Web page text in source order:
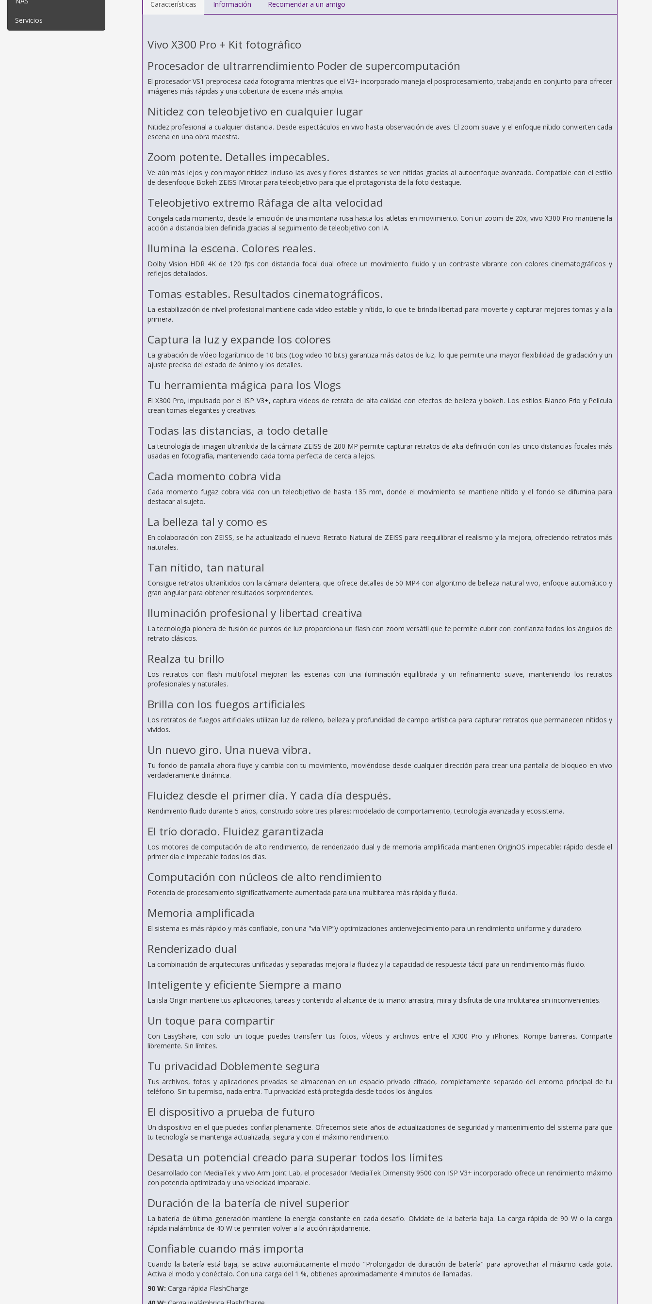
Servicios
Características Información Recomendar a un amigo
Vivo X300 Pro + Kit fotográfico
Procesador de ultrarrendimiento Poder de supercomputación
El procesador VS1 preprocesa cada fotograma mientras que el V3+ incorporado maneja el posprocesamiento, trabajando en conjunto para ofrecer
imágenes más rápidas y una cobertura de escena más amplia.
Nitidez con teleobjetivo en cualquier lugar
Nitidez profesional a cualquier distancia. Desde espectáculos en vivo hasta observación de aves. El zoom suave y el enfoque nítido convierten cada
escena en una obra maestra.
Zoom potente. Detalles impecables.
Ve aún más lejos y con mayor nitidez: incluso las aves y flores distantes se ven nítidas gracias al autoenfoque avanzado. Compatible con el estilo
de desenfoque Bokeh ZEISS Mirotar para teleobjetivo para que el protagonista de la foto destaque.
Teleobjetivo extremo Ráfaga de alta velocidad
Congela cada momento, desde la emoción de una montaña rusa hasta los atletas en movimiento. Con un zoom de 20x, vivo X300 Pro mantiene la
acción a distancia bien definida gracias al seguimiento de teleobjetivo con IA.
Ilumina la escena. Colores reales.
Dolby Vision HDR 4K de 120 fps con distancia focal dual ofrece un movimiento fluido y un contraste vibrante con colores cinematográficos y
reflejos detallados.
Tomas estables. Resultados cinematográficos.
La estabilización de nivel profesional mantiene cada vídeo estable y nítido, lo que te brinda libertad para moverte y capturar mejores tomas y a la
primera.
Captura la luz y expande los colores
La grabación de vídeo logarítmico de 10 bits (Log video 10 bits) garantiza más datos de luz, lo que permite una mayor flexibilidad de gradación y un
ajuste preciso del estado de ánimo y los detalles.
Tu herramienta mágica para los Vlogs
El X300 Pro, impulsado por el ISP V3+, captura vídeos de retrato de alta calidad con efectos de belleza y bokeh. Los estilos Blanco Frío y Película
crean tomas elegantes y creativas.
Todas las distancias, a todo detalle
La tecnología de imagen ultranítida de la cámara ZEISS de 200 MP permite capturar retratos de alta definición con las cinco distancias focales más
usadas en fotografía, manteniendo cada toma perfecta de cerca a lejos.
Cada momento cobra vida
Cada momento fugaz cobra vida con un teleobjetivo de hasta 135 mm, donde el movimiento se mantiene nítido y el fondo se difumina para
destacar al sujeto.
La belleza tal y como es
En colaboración con ZEISS, se ha actualizado el nuevo Retrato Natural de ZEISS para reequilibrar el realismo y la mejora, ofreciendo retratos más
naturales.
Tan nítido, tan natural
Consigue retratos ultranítidos con la cámara delantera, que ofrece detalles de 50 MP4 con algoritmo de belleza natural vivo, enfoque automático y
gran angular para obtener resultados sorprendentes.
Iluminación profesional y libertad creativa
La tecnología pionera de fusión de puntos de luz proporciona un flash con zoom versátil que te permite cubrir con confianza todos los ángulos de
retrato clásicos.
Realza tu brillo
Los retratos con flash multifocal mejoran las escenas con una iluminación equilibrada y un refinamiento suave, manteniendo los retratos
profesionales y naturales.
Brilla con los fuegos artificiales
Los retratos de fuegos artificiales utilizan luz de relleno, belleza y profundidad de campo artística para capturar retratos que permanecen nítidos y
vívidos.
Un nuevo giro. Una nueva vibra.
Tu fondo de pantalla ahora fluye y cambia con tu movimiento, moviéndose desde cualquier dirección para crear una pantalla de bloqueo en vivo
verdaderamente dinámica.
Fluidez desde el primer día. Y cada día después.
Rendimiento fluido durante 5 años, construido sobre tres pilares: modelado de comportamiento, tecnología avanzada y ecosistema.
El trío dorado. Fluidez garantizada
Los motores de computación de alto rendimiento, de renderizado dual y de memoria amplificada mantienen OriginOS impecable: rápido desde el
primer día e impecable todos los días.
Computación con núcleos de alto rendimiento
Potencia de procesamiento significativamente aumentada para una multitarea más rápida y fluida.
Memoria amplificada
El sistema es más rápido y más confiable, con una "vía VIP”y optimizaciones antienvejecimiento para un rendimiento uniforme y duradero.
Renderizado dual
La combinación de arquitecturas unificadas y separadas mejora la fluidez y la capacidad de respuesta táctil para un rendimiento más fluido.
Inteligente y eficiente Siempre a mano
La isla Origin mantiene tus aplicaciones, tareas y contenido al alcance de tu mano: arrastra, mira y disfruta de una multitarea sin inconvenientes.
Un toque para compartir
Con EasyShare, con solo un toque puedes transferir tus fotos, vídeos y archivos entre el X300 Pro y iPhones. Rompe barreras. Comparte
libremente. Sin límites.
Tu privacidad Doblemente segura
Tus archivos, fotos y aplicaciones privadas se almacenan en un espacio privado cifrado, completamente separado del entorno principal de tu
teléfono. Sin tu permiso, nada entra. Tu privacidad está protegida desde todos los ángulos.
El dispositivo a prueba de futuro
Un dispositivo en el que puedes confiar plenamente. Ofrecemos siete años de actualizaciones de seguridad y mantenimiento del sistema para que
tu tecnología se mantenga actualizada, segura y con el máximo rendimiento.
Desata un potencial creado para superar todos los límites
Desarrollado con MediaTek y vivo Arm Joint Lab, el procesador MediaTek Dimensity 9500 con ISP V3+ incorporado ofrece un rendimiento máximo
con potencia optimizada y una velocidad imparable.
Duración de la batería de nivel superior
La batería de última generación mantiene la energía constante en cada desafío. Olvídate de la batería baja. La carga rápida de 90 W o la carga
rápida inalámbrica de 40 W te permiten volver a la acción rápidamente.
Confiable cuando más importa
Cuando la batería está baja, se activa automáticamente el modo "Prolongador de duración de batería" para aprovechar al máximo cada gota.
Activa el modo y conéctalo. Con una carga del 1 %, obtienes aproximadamente 4 minutos de llamadas.
90 W: Carga rápida FlashCharge